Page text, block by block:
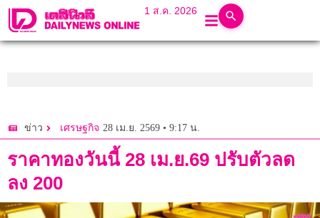
1 ส.ค. 2026
ข่าว เศรษฐกิจ 28 เม.ย. 2569 • 9:17 น.
ราคาทองวันนี้ 28 เม.ย.69 ปรับตัวลด
ลง 200